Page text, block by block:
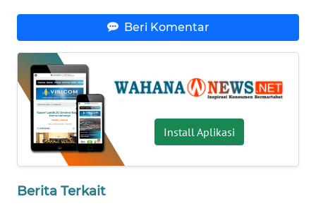
Beri Komentar
Install Aplikasi
Berita Terkait
WN
MALUKU
WN
MALUT
WN
WN